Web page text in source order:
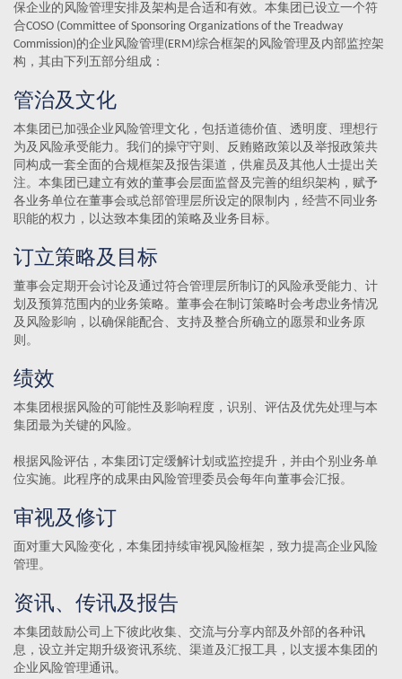
保企业的风险管理安排及架构是合适和有效。本集团已设立一个符
合COSO (Committee of Sponsoring Organizations of the Treadway
Commission)的企业风险管理(ERM)综合框架的风险管理及内部监控架
构，其由下列五部分组成：
管治及文化
本集团已加强企业风险管理文化，包括道德价值、透明度、理想行
为及风险承受能力。我们的操守守则、反贿赂政策以及举报政策共
同构成一套全面的合规框架及报告渠道，供雇员及其他人士提出关
注。本集团已建立有效的董事会层面监督及完善的组织架构，赋予
各业务单位在董事会或总部管理层所设定的限制内，经营不同业务
职能的权力，以达致本集团的策略及业务目标。
订立策略及目标
董事会定期开会讨论及通过符合管理层所制订的风险承受能力、计
划及预算范围内的业务策略。董事会在制订策略时会考虑业务情况
及风险影响，以确保能配合、支持及整合所确立的愿景和业务原
则。
绩效
本集团根据风险的可能性及影响程度，识别、评估及优先处理与本
集团最为关键的风险。
根据风险评估，本集团订定缓解计划或监控提升，并由个别业务单
位实施。此程序的成果由风险管理委员会每年向董事会汇报。
审视及修订
面对重大风险变化，本集团持续审视风险框架，致力提高企业风险
管理。
资讯、传讯及报告
本集团鼓励公司上下彼此收集、交流与分享内部及外部的各种讯
息，设立并定期升级资讯系统、渠道及汇报工具，以支援本集团的
企业风险管理通讯。